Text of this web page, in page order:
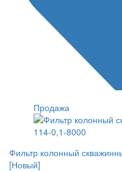
Продажа
Фильтр колонный
[Новый]